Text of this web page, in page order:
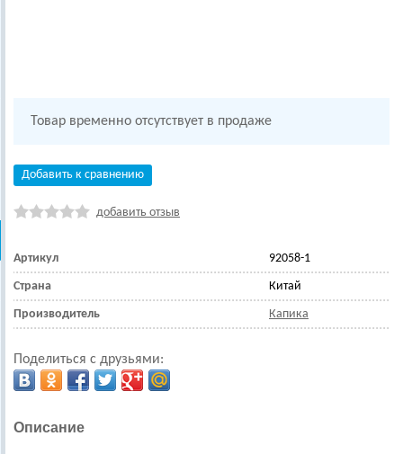
Товар временно отсутствует в продаже
Добавить к сравнению
добавить отзыв
Артикул 92058-1
Страна Китай
Производитель Капика
Поделиться с друзьями:
Описание